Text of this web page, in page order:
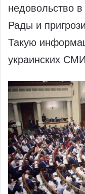
недовольство
Рады и
Такую
украинских